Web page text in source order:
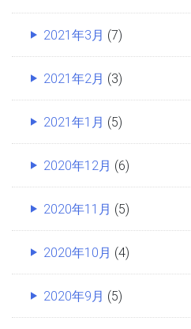
2021年3月 (7)
2021年2月 (3)
2021年1月 (5)
2020年12月 (6)
2020年11月 (5)
2020年10月 (4)
2020年9月 (5)